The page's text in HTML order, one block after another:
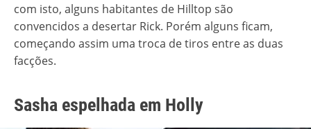
com isto, alguns habitantes de Hilltop são
convencidos a desertar Rick. Porém alguns ficam,
começando assim uma troca de tiros entre as duas
facções.
Sasha espelhada em Holly